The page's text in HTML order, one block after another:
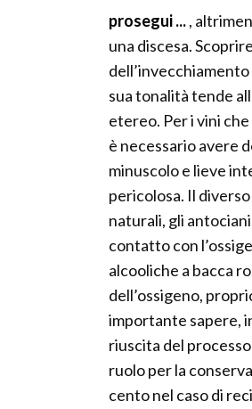
prosegui ...,
una discesa.
sua tonalità tende
etereo. Per i vini
è necessario avere
minuscolo e lieve
pericolosa. Il
naturali, gli
contatto con
alcooliche a bacca
dell’ossigeno,
importante sapere,
riuscita del
ruolo per la
cento nel caso di